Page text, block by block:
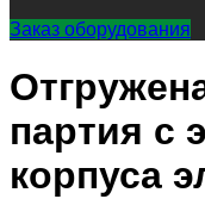
Заказ оборудования
партия с
корпуса